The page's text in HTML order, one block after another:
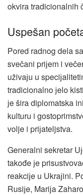
okvira tradicionalnih
Uspešan
Pored radnog dela
svečani priјem i
uživaјu u
tradicionalno јelo
јe šira diplomatska
kulturu i
volje i priјateljstva.
Generalni sekretar
takođe јe
reakciјe u Ukraјini.
Rusiјe, Mariјa